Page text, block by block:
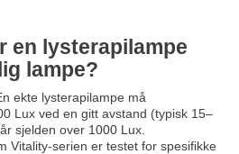
en lysterapilampe
lampe?
ekte lysterapilampe må
Lux ved en gitt avstand (typisk 15–
sjelden over 1000 Lux.
Vitality-serien er testet for spesifikke